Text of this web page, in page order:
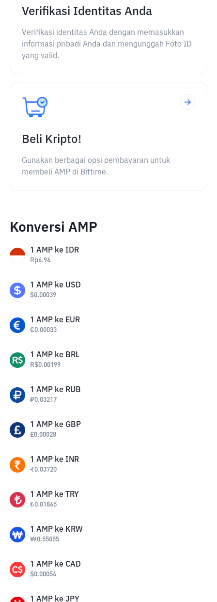
Verifikasi Identitas Anda
Verifikasi identitas Anda dengan memasukkan
informasi pribadi Anda dan mengunggah Foto ID
yang valid.
Beli Kripto!
Gunakan berbagai opsi pembayaran untuk
membeli AMP di Bittime.
Konversi AMP
1 AMP ke IDR
Rp6.96
1 AMP ke USD
$0.00039
1 AMP ke EUR
€0.00033
1 AMP ke BRL
R$0.00199
1 AMP ke RUB
₽0.03217
1 AMP ke GBP
£0.00028
1 AMP ke INR
₹0.03720
1 AMP ke TRY
₺0.01865
1 AMP ke KRW
₩0.55055
1 AMP ke CAD
$0.00054
1 AMP ke JPY